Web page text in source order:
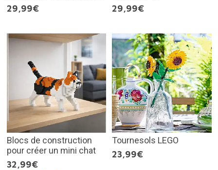
29,99€
29,99€
Blocs de construction
pour créer un mini chat
32,99€
Tournesols LEGO
23,99€